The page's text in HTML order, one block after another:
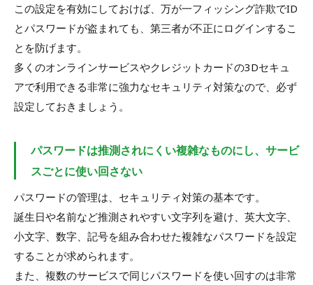
この設定を有効にしておけば、万が一フィッシング詐欺でID
とパスワードが盗まれても、第三者が不正にログインするこ
とを防げます。
多くのオンラインサービスやクレジットカードの3Dセキュ
アで利用できる非常に強力なセキュリティ対策なので、必ず
設定しておきましょう。
パスワードは推測されにくい複雑なものにし、サービ
スごとに使い回さない
パスワードの管理は、セキュリティ対策の基本です。
誕生日や名前など推測されやすい文字列を避け、英大文字、
小文字、数字、記号を組み合わせた複雑なパスワードを設定
することが求められます。
また、複数のサービスで同じパスワードを使い回すのは非常